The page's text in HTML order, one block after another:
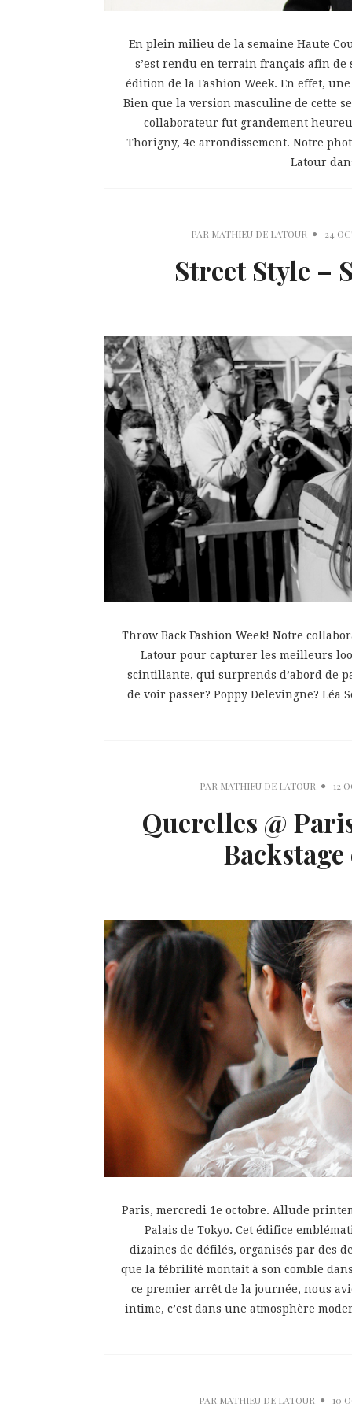
En plein milieu de la semaine Haute
s’est rendu en terrain français afin
édition de la Fashion Week. En effet,
Bien que la version masculine de cette
collaborateur fut grandement
Thorigny, 4e arrondissement. Notre
Latour
PAR MATHIEU DE LATOUR 24
Street Style –
Throw Back Fashion Week! Notre
Latour pour capturer les meilleurs
scintillante, qui surprends d’abord de
de voir passer? Poppy Delevingne? Léa
PAR MATHIEU DE LATOUR 12
Querelles @
Paris, mercredi 1e octobre. Allude
Palais de Tokyo. Cet édifice
dizaines de défilés, organisés par des
que la fébrilité montait à son comble
ce premier arrêt de la journée, nous
intime, c’est dans une atmosphère
PAR MATHIEU DE LATOUR 10